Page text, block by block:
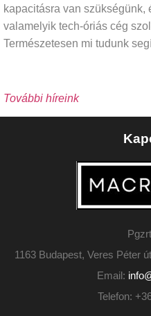
kapacitásra van szükségünk,
valamelyik tech-óriás cég
Természetesen mi tudunk
További híreink
1163 Budapest, Veres Péter
Email:
Telefon: